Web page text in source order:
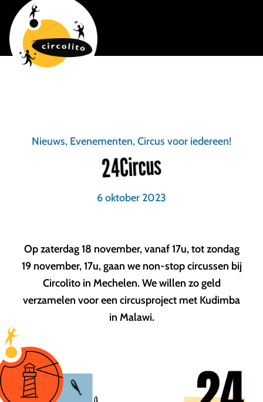
Nieuws, Evenementen, Circus voor iedereen!
24Circus
6 oktober 2023
Op zaterdag 18 november, vanaf 17u, tot zondag
19 november, 17u, gaan we non-stop circussen bij
Circolito in Mechelen. We willen zo geld
verzamelen voor een circusproject met Kudimba
in Malawi.